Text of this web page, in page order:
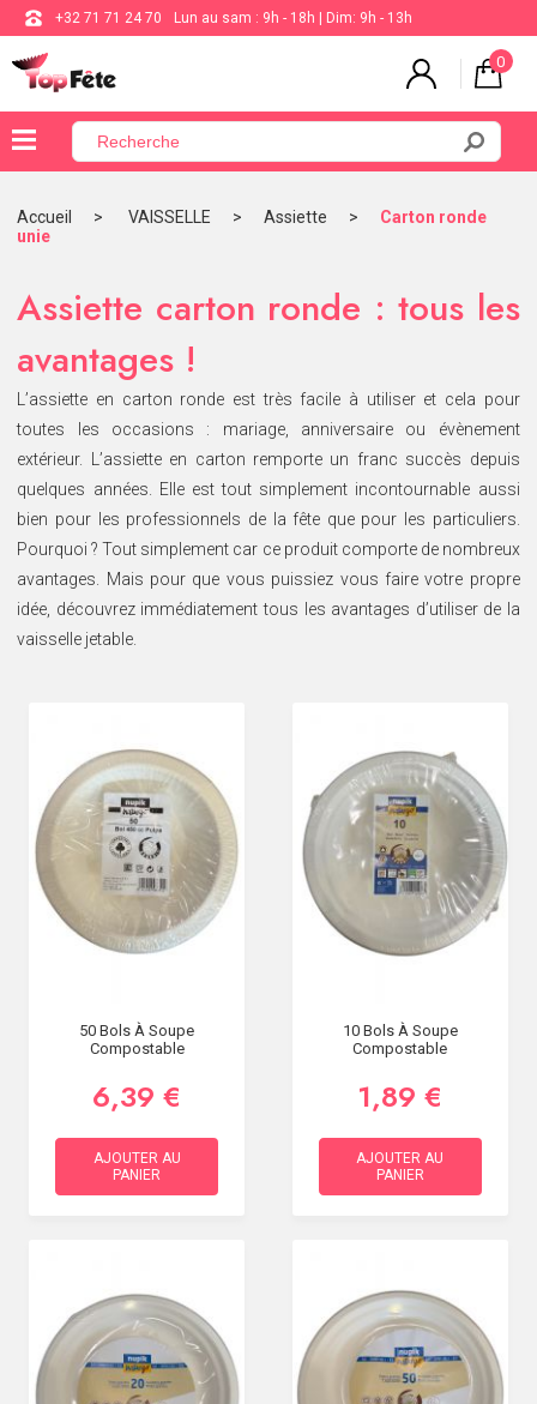
+32 71 71 24 70 Lun au sam : 9h - 18h | Dim: 9h - 13h
0
×
BALLON
ANNIVERSAIRE
VAISSELLE
BAPTÊME
COMMUNION
THÈME
DE
SOIRÉE
OCCASIONS
SPÉCIALES
CONTACT
Accueil VAISSELLE Assiette
Carton ronde
unie
Assiette carton ronde : tous les
avantages !
L’assiette en carton ronde est très facile à utiliser et cela pour
toutes les occasions : mariage, anniversaire ou évènement
extérieur. L’assiette en carton remporte un franc succès depuis
quelques années. Elle est tout simplement incontournable aussi
bien pour les professionnels de la fête que pour les particuliers.
Pourquoi ? Tout simplement car ce produit comporte de nombreux
avantages. Mais pour que vous puissiez vous faire votre propre
idée, découvrez immédiatement tous les avantages d’utiliser de la
vaisselle jetable.
50 Bols À Soupe
Compostable
6,39 €
AJOUTER AU
PANIER
10 Bols À Soupe
Compostable
1,89 €
AJOUTER AU
PANIER